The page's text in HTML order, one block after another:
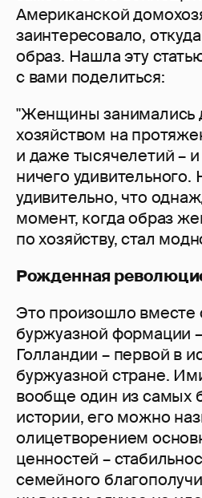
Американской
заинтересовало,
образ. Нашла эту
с вами поделиться:
"Женщины
хозяйством на
и даже тысячелетий –
ничего
удивительно, что
момент, когда образ
по хозяйству, стал
Рожденная
Это произошло
буржуазной формации
Голландии – первой в
буржуазной стране.
вообще один из самых
истории, его можно
олицетворением
ценностей –
семейного